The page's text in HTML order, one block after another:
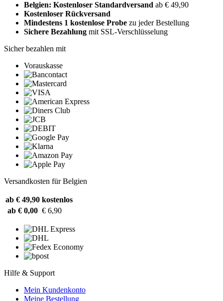
Belgien: Kostenloser Standardversand ab € 49,90
Kostenloser Rückversand
Mindestens 1 kostenlose Probe zu jeder Bestellung
Sichere Bezahlung mit SSL-Verschlüsselung
Sicher bezahlen mit
Vorauskasse
Versandkosten für Belgien
ab € 49,90 kostenlos
ab € 0,00 € 6,90
Hilfe & Support
Mein Kundenkonto
Meine Bestellung